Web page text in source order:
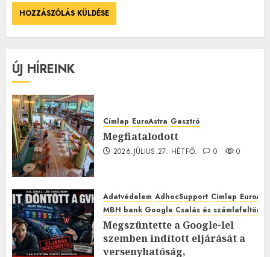
ÚJ HÍREINK
Címlap EuroAstra Gasztró
Megfiatalodott
2026.JÚLIUS.27. HÉTFŐ. 0 0
Adatvédelem AdhocSupport Címlap
MBH bank Google Csalás és
Megszüntette a Google-lel
szemben indított eljárását a
versenyhatóság,